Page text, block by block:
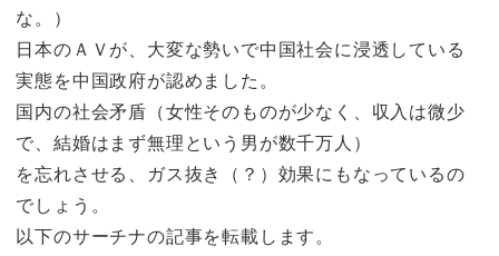
な。）
日本のＡＶが、大変な勢いで中国社会に浸透している
実態を中国政府が認めました。
国内の社会矛盾（女性そのものが少なく、収入は微少
で、結婚はまず無理という男が数千万人）
を忘れさせる、ガス抜き（？）効果にもなっているの
でしょう。
以下のサーチナの記事を転載します。